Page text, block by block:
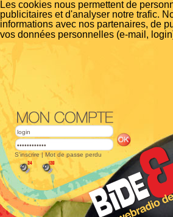
Les cookies nous permettent de
publicitaires et d'analyser notre trafic.
informations avec nos partenaires, de
vos données personnelles (e-mail,
S'inscrire | Mot de passe perdu